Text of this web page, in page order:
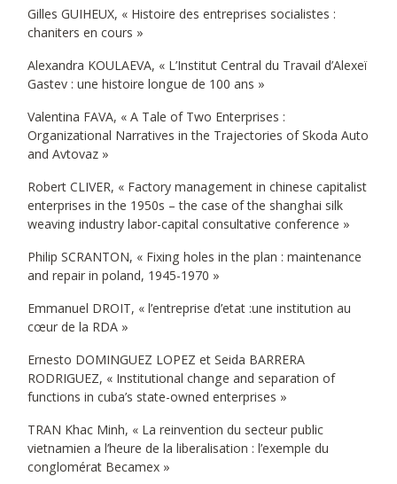
Gilles GUIHEUX, « Histoire des entreprises socialistes :
chaniters en cours »
Alexandra KOULAEVA, « L’Institut Central du Travail d’Alexeï
Gastev : une histoire longue de 100 ans »
Valentina FAVA, « A Tale of Two Enterprises :
Organizational Narratives in the Trajectories of Skoda Auto
and Avtovaz »
Robert CLIVER, « Factory management in chinese capitalist
enterprises in the 1950s – the case of the shanghai silk
weaving industry labor-capital consultative conference »
Philip SCRANTON, « Fixing holes in the plan : maintenance
and repair in poland, 1945-1970 »
Emmanuel DROIT, « l’entreprise d’etat :une institution au
cœur de la RDA »
Ernesto DOMINGUEZ LOPEZ et Seida BARRERA
RODRIGUEZ, « Institutional change and separation of
functions in cuba’s state-owned enterprises »
TRAN Khac Minh, « La reinvention du secteur public
vietnamien a l’heure de la liberalisation : l’exemple du
conglomérat Becamex »